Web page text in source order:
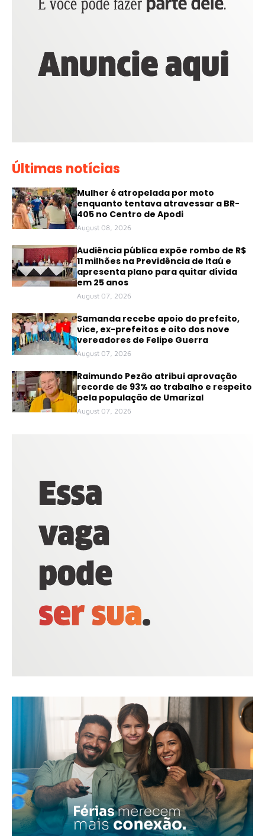
Últimas notícias
Mulher é atropelada por moto
enquanto tentava atravessar a BR-
405 no Centro de Apodi
August 08, 2026
Audiência pública expõe rombo de R$
11 milhões na Previdência de Itaú e
apresenta plano para quitar dívida
em 25 anos
August 07, 2026
Samanda recebe apoio do prefeito,
vice, ex-prefeitos e oito dos nove
vereadores de Felipe Guerra
August 07, 2026
Raimundo Pezão atribui aprovação
recorde de 93% ao trabalho e respeito
pela população de Umarizal
August 07, 2026